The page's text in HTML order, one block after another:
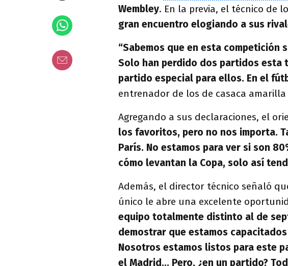
Wembley. En la previa, el técnico de
gran encuentro elogiando a sus
“Sabemos que en esta competición
Solo han perdido dos partidos esta
partido especial para ellos. En el
entrenador de los de casaca
Agregando a sus declaraciones, el
los favoritos, pero no nos importa.
París. No estamos para ver si son
cómo levantan la Copa, solo así
Además, el director técnico señaló
único le abre una excelente
equipo totalmente distinto al de
demostrar que estamos
Nosotros estamos listos para este
el Madrid... Pero, ¿en un partido?